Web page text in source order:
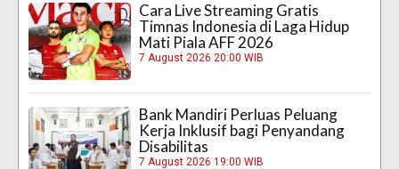
Cara Live Streaming Gratis
Timnas Indonesia di Laga Hidup
Mati Piala AFF 2026
7 August 2026 20:00 WIB
Bank Mandiri Perluas Peluang
Kerja Inklusif bagi Penyandang
Disabilitas
7 August 2026 19:00 WIB